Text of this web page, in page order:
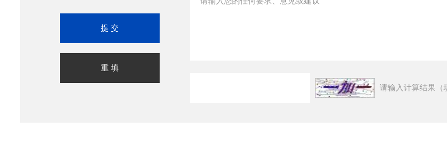
请输入计算结果（